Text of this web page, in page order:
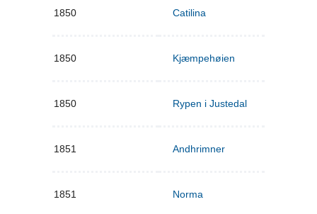
1850 Catilina
1850 Kjæmpehøien
1850 Rypen i Justedal
1851 Andhrimner
1851 Norma